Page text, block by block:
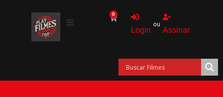
0
Login
ou
Assinar